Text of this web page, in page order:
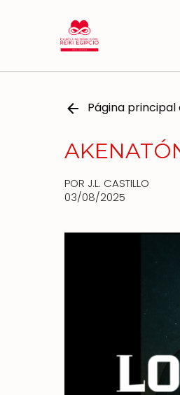
Página principal
POR J.L. CASTILLO
03/08/2025